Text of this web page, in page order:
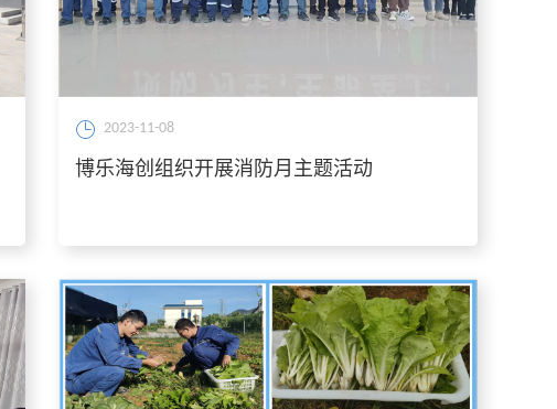
2023-11-08
博乐海创组织开展消防月主题活动